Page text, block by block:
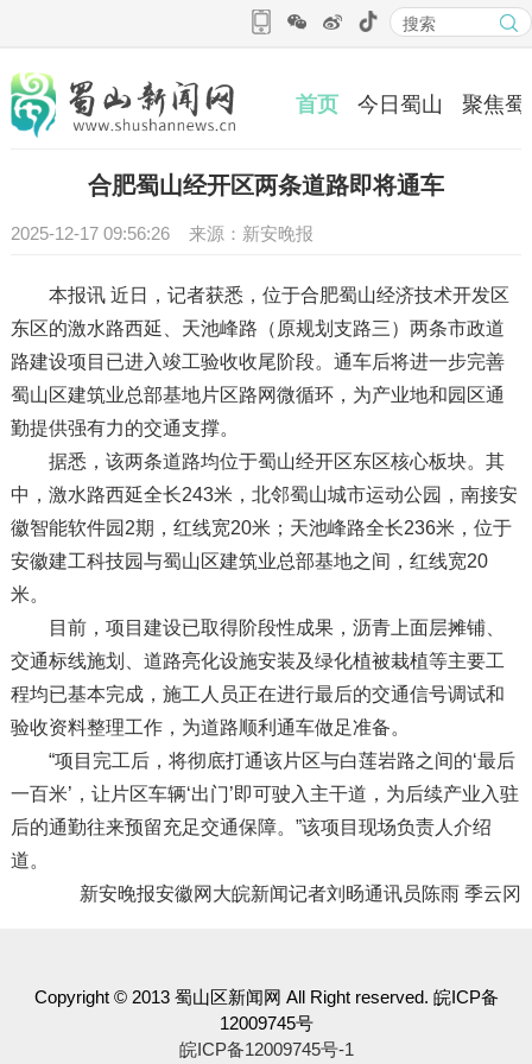
首页 今日蜀山 聚焦蜀
合肥蜀山经开区两条道路即将通车
2025-12-17 09:56:26 来源：新安晚报
本报讯 近日，记者获悉，位于合肥蜀山经济技术开发区
东区的激水路西延、天池峰路（原规划支路三）两条市政道
路建设项目已进入竣工验收收尾阶段。通车后将进一步完善
蜀山区建筑业总部基地片区路网微循环，为产业地和园区通
勤提供强有力的交通支撑。
据悉，该两条道路均位于蜀山经开区东区核心板块。其
中，激水路西延全长243米，北邻蜀山城市运动公园，南接安
徽智能软件园2期，红线宽20米；天池峰路全长236米，位于
安徽建工科技园与蜀山区建筑业总部基地之间，红线宽20
米。
目前，项目建设已取得阶段性成果，沥青上面层摊铺、
交通标线施划、道路亮化设施安装及绿化植被栽植等主要工
程均已基本完成，施工人员正在进行最后的交通信号调试和
验收资料整理工作，为道路顺利通车做足准备。
“项目完工后，将彻底打通该片区与白莲岩路之间的‘最后
一百米’，让片区车辆‘出门’即可驶入主干道，为后续产业入驻
后的通勤往来预留充足交通保障。”该项目现场负责人介绍
道。
新安晚报安徽网大皖新闻记者刘旸通讯员陈雨 季云冈
Copyright © 2013 蜀山区新闻网 All Right reserved. 皖ICP备
12009745号
皖ICP备12009745号-1